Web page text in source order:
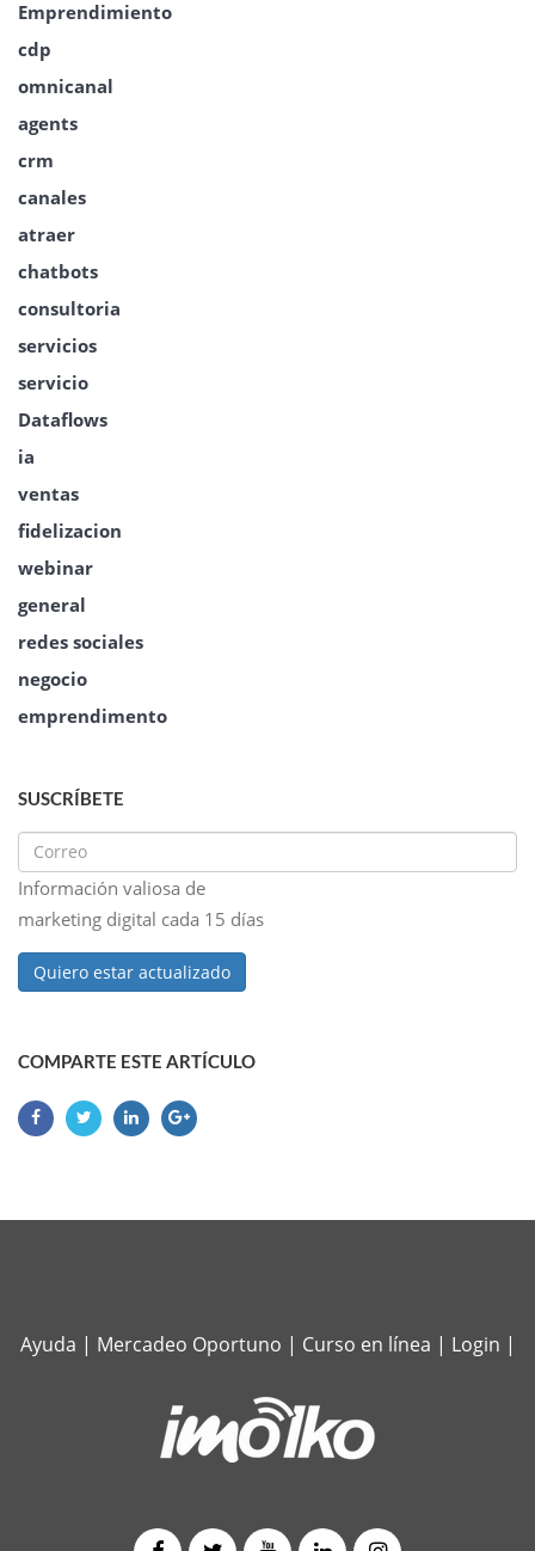
Emprendimiento
cdp
omnicanal
agents
crm
canales
atraer
chatbots
consultoria
servicios
servicio
Dataflows
ia
ventas
fidelizacion
webinar
general
redes sociales
negocio
emprendimento
SUSCRÍBETE
Información valiosa de
marketing digital cada 15 días
Quiero estar actualizado
COMPARTE ESTE ARTÍCULO
Ayuda | Mercadeo Oportuno | Curso en línea | Login |